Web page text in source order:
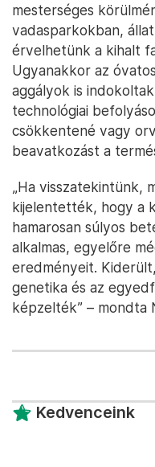
mesterséges
vadasparkokban,
érvelhetünk a kihalt
Ugyanakkor az
aggályok is
technológiai
csökkentené vagy
beavatkozást a
„Ha visszatekintünk,
kijelentették, hogy a
hamarosan súlyos
alkalmas, egyelőre
eredményeit.
genetika és az
képzelték” – mondta
Kedvenceink